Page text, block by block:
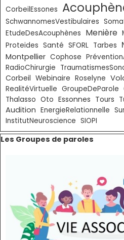
CorbeilEssones
SchwannomesVestibulaires
EtudeDesAcouphènes Menière
Proteides Santé SFORL Tarbes
Montpellier Cophose
RadioChirurgie
Corbeil Webinaire Roselyne
RealitéVirtuelle GroupeDeParole
Thalasso Oto Essonnes Tours
Audition EnergieRelationnelle
InstitutNeuroscience SIOPI
Sauter le bloc Les Groupes de
Les Groupes de paroles